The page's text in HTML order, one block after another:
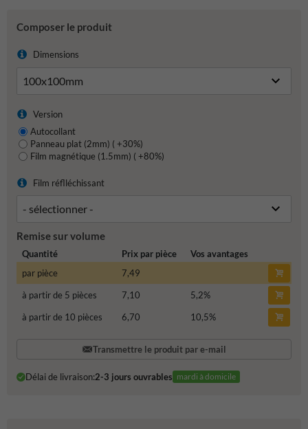
Composer le produit
Dimensions
Version
Autocollant
Panneau plat (2mm) ( +30%)
Film magnétique (1.5mm) ( +80%)
Film réflléchissant
Remise sur volume
Quantité Prix par pièce
Vos avantages
par pièce
7,49
à partir de 5 pièces
7,10 5,2%
à partir de 10 pièces
6,70 10,5%
Transmettre le produit par e-mail
Délai de livraison:2-3 jours ouvrables mardi à domicile